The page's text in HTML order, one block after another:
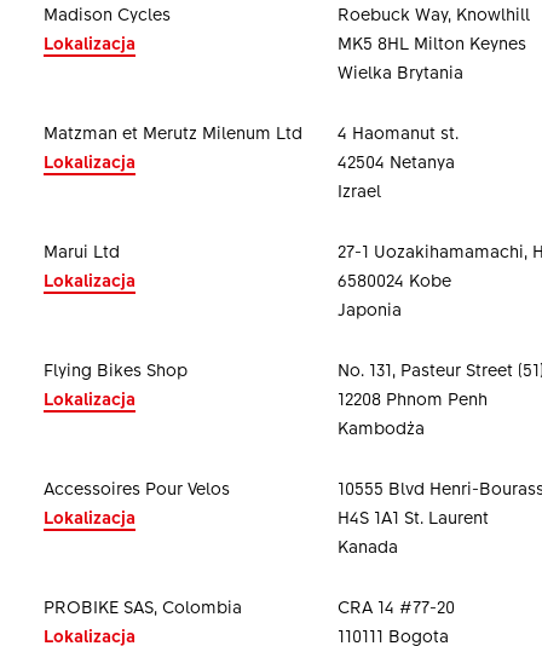
Madison Cycles
Lokalizacja
Roebuck Way, Knowlhill
MK5 8HL Milton Keynes
Wielka Brytania
Matzman et Merutz Milenum Ltd
Lokalizacja
4 Haomanut st.
42504 Netanya
Izrael
Marui Ltd
Lokalizacja
27-1 Uozakihamamachi,
6580024 Kobe
Japonia
Flying Bikes Shop
Lokalizacja
No. 131, Pasteur Street
12208 Phnom Penh
Kambodża
Accessoires Pour Velos
Lokalizacja
10555 Blvd Henri-
H4S 1A1 St. Laurent
Kanada
PROBIKE SAS, Colombia
Lokalizacja
CRA 14 #77-20
110111 Bogota